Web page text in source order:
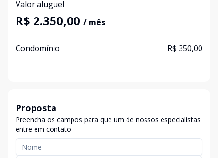
Valor aluguel
R$ 2.350,00 / mês
Condomínio R$ 350,00
Proposta
Preencha os campos para que um de nossos especialistas
entre em contato